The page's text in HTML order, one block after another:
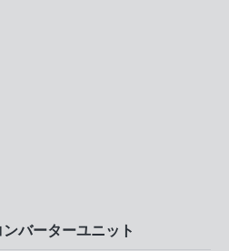
バーターユニット